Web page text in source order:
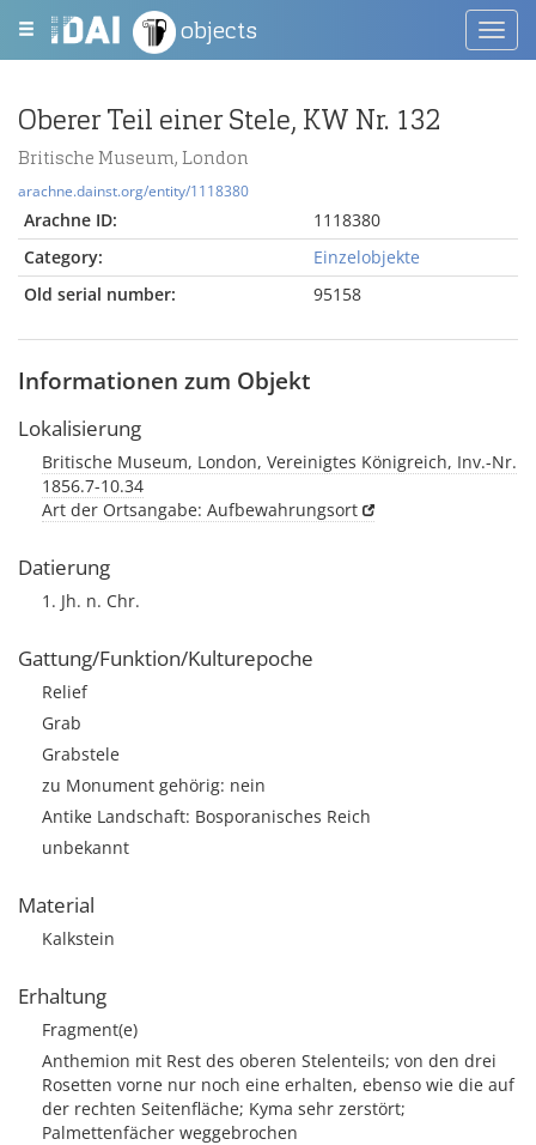
objects
Oberer Teil einer Stele, KW Nr. 132
Britische Museum, London
arachne.dainst.org/entity/1118380
Arachne ID:
1118380
Category:
Einzelobjekte
Old serial number:
95158
Informationen zum Objekt
Lokalisierung
Britische Museum, London, Vereinigtes Königreich, Inv.-Nr.
1856.7-10.34
Art der Ortsangabe: Aufbewahrungsort
Datierung
1. Jh. n. Chr.
Gattung/Funktion/Kulturepoche
Relief
Grab
Grabstele
zu Monument gehörig: nein
Antike Landschaft: Bosporanisches Reich
unbekannt
Material
Kalkstein
Erhaltung
Fragment(e)
Anthemion mit Rest des oberen Stelenteils; von den drei
Rosetten vorne nur noch eine erhalten, ebenso wie die auf
der rechten Seitenfläche; Kyma sehr zerstört;
Palmettenfächer weggebrochen